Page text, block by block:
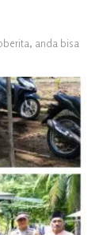
anda bisa